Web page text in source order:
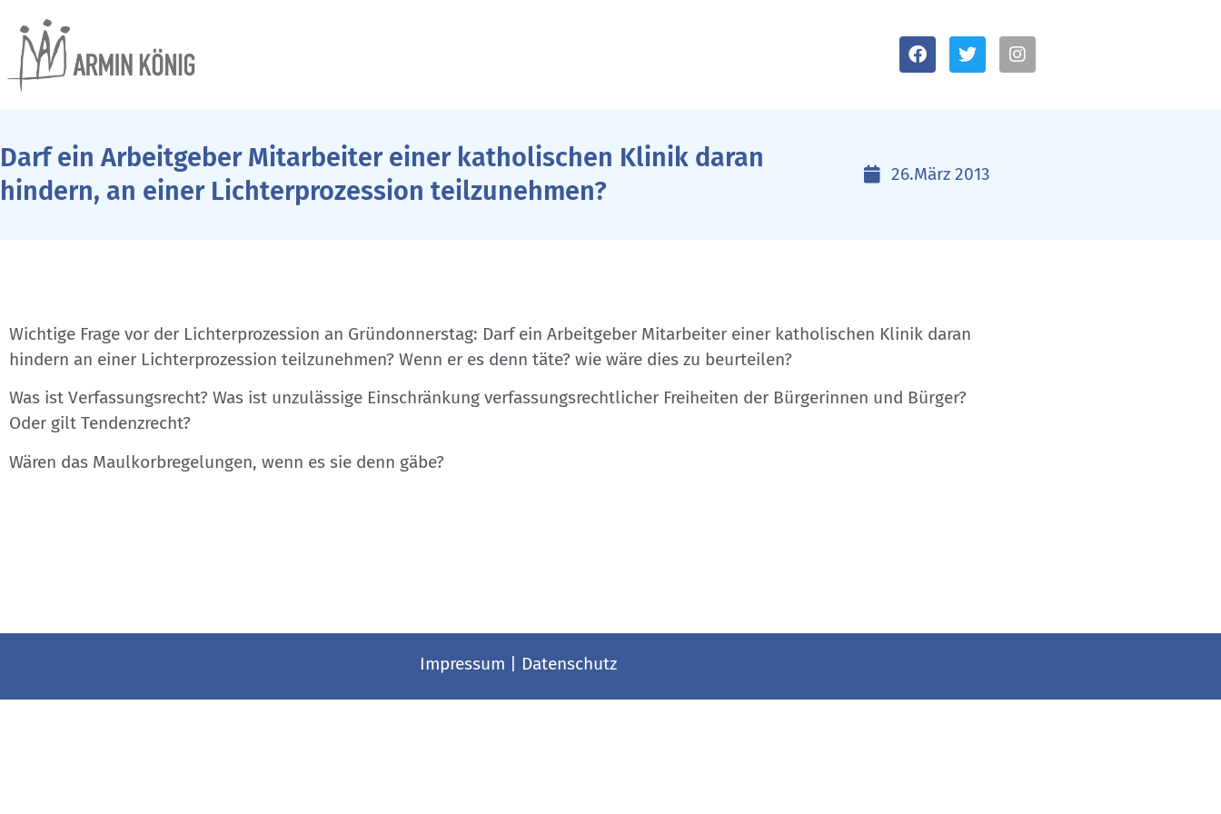
Darf ein Arbeitgeber Mitarbeiter einer katholischen Klinik daran
hindern, an einer Lichterprozession teilzunehmen?
26.März 2013
Wichtige Frage vor der Lichterprozession an Gründonnerstag: Darf ein Arbeitgeber Mitarbeiter einer katholischen Klinik daran
hindern an einer Lichterprozession teilzunehmen? Wenn er es denn täte? wie wäre dies zu beurteilen?
Was ist Verfassungsrecht? Was ist unzulässige Einschränkung verfassungsrechtlicher Freiheiten der Bürgerinnen und Bürger?
Oder gilt Tendenzrecht?
Wären das Maulkorbregelungen, wenn es sie denn gäbe?
Impressum Datenschutz